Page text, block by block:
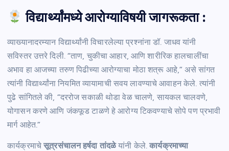
विद्यार्थ्यांमध्ये आरोग्याविषयी जागरूकता :
व्याख्यानादरम्यान विद्यार्थ्यांनी विचारलेल्या प्रश्नांना डॉ. जाधव यांनी
सविस्तर उत्तरे दिली. “ताण, चुकीचा आहार, आणि शारीरिक हालचालींचा
अभाव हा आजच्या तरुण पिढीच्या आरोग्याचा मोठा शत्रू आहे,” असे सांगत
त्यांनी विद्यार्थ्यांना नियमित व्यायामाची सवय लावण्याचे आवाहन केले. त्यांनी
पुढे सांगितले की, “दररोज सकाळी थोडा वेळ चालणे, सायकल चालवणे,
योगासन करणे आणि जंकफूड टाळणे हे आरोग्य टिकवण्याचे सोपे पण प्रभावी
मार्ग आहेत.”
कार्यक्रमाचेसूत्रसंचालन हर्षदा तांदळेयांनी केले.कार्यक्रमाच्या